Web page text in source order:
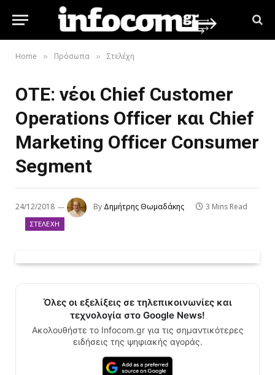
Home » Πρόσωπα » Στελέχη
ΟΤΕ: νέοι Chief Customer
Operations Officer και Chief
Marketing Officer Consumer
Segment
24/12/2018 By Δημήτρης Θωμαδάκης 3 Mins Read
ΣΤΕΛΈΧΗ
Όλες οι εξελίξεις σε τηλεπικοινωνίες και
τεχνολογία στο Google News!
Ακολουθήστε το Infocom.gr για τις σημαντικότερες
ειδήσεις της ψηφιακής αγοράς.